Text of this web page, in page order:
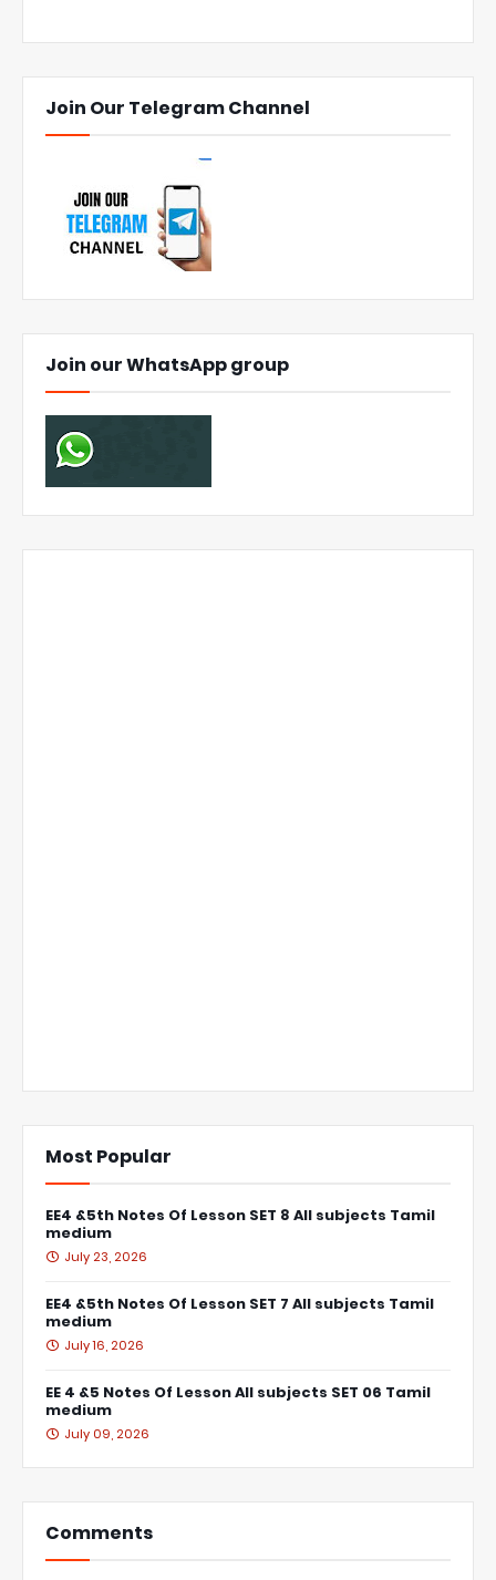
Join Our Telegram Channel
Join our WhatsApp group
Most Popular
EE4 &5th Notes Of Lesson SET 8 All subjects Tamil
medium
July 23, 2026
EE4 &5th Notes Of Lesson SET 7 All subjects Tamil
medium
July 16, 2026
EE 4 &5 Notes Of Lesson All subjects SET 06 Tamil
medium
July 09, 2026
Comments